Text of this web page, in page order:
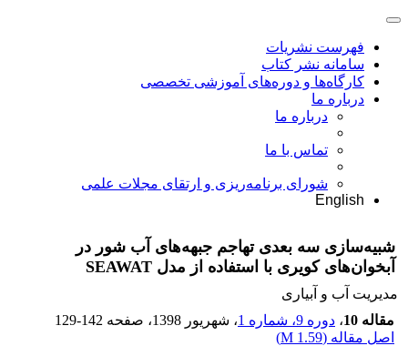
فهرست نشریات
سامانه نشر کتاب
کارگاه‌ها و دوره‌های آموزشی تخصصی
درباره ما
درباره ما
تماس با ما
شورای برنامه‌ریزی و ارتقای مجلات علمی
English
شبیه‌سازی سه بعدی تهاجم جبهه‌های آب شور در
آبخوان‌های کویری با استفاده از مدل SEAWAT
مدیریت آب و آبیاری
مقاله 10
، دوره 9، شماره 1 ، شهریور 1398 ، صفحه 129-142
اصل مقاله (1.59 M
)